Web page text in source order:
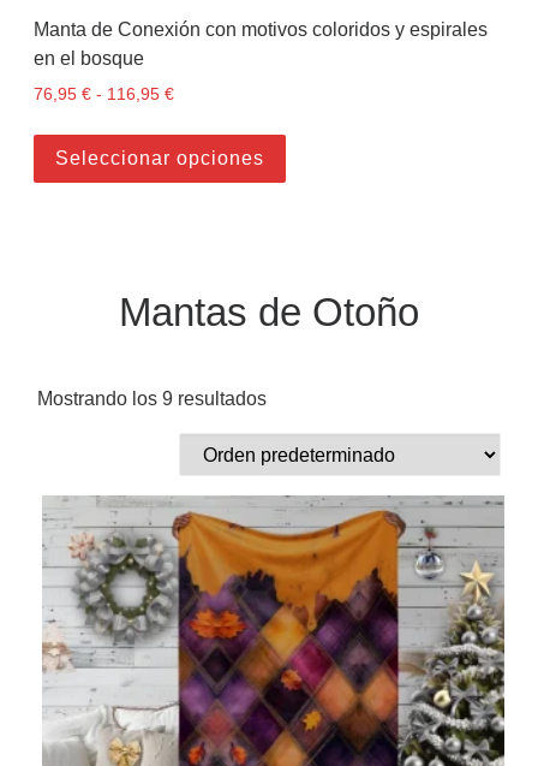
Manta de Conexión con motivos coloridos y espirales
en el bosque
76,95 € - 116,95 €Rango de precios: desde 76,95 € hasta 116,95
Seleccionar opciones
Mantas de Otoño
Mostrando los 9 resultados